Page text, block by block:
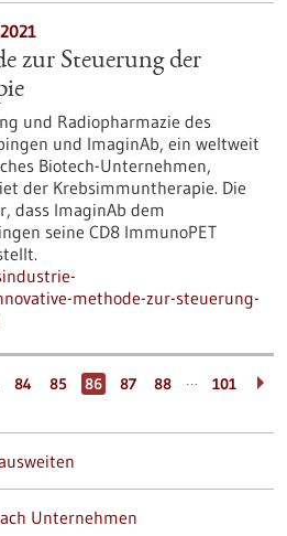
zur Steuerung der
und Radiopharmazie des
und ImaginAb, ein weltweit
Biotech-Unternehmen,
der Krebsimmuntherapie. Die
dass ImaginAb dem
seine CD8 ImmunoPET
methode-zur-steuerung-
84 85 86 87 88 … 101
Unternehmen